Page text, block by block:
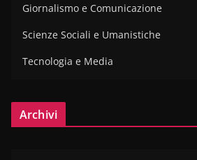
Giornalismo e Comunicazione
Scienze Sociali e Umanistiche
Tecnologia e Media
Archivi